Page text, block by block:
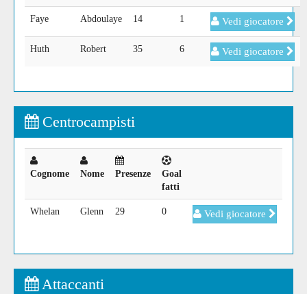
Faye Abdoulaye 14 1 Vedi giocatore
Huth Robert 35 6 Vedi giocatore
Centrocampisti
Cognome Nome Presenze
Goal
fatti
Whelan Glenn 29 0 Vedi giocatore
Attaccanti